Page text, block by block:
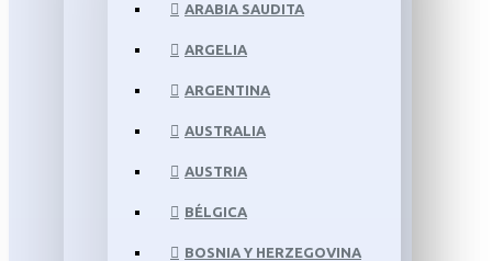
ARABIA SAUDITA
ARGELIA
ARGENTINA
AUSTRALIA
AUSTRIA
BÉLGICA
BOSNIA Y HERZEGOVINA